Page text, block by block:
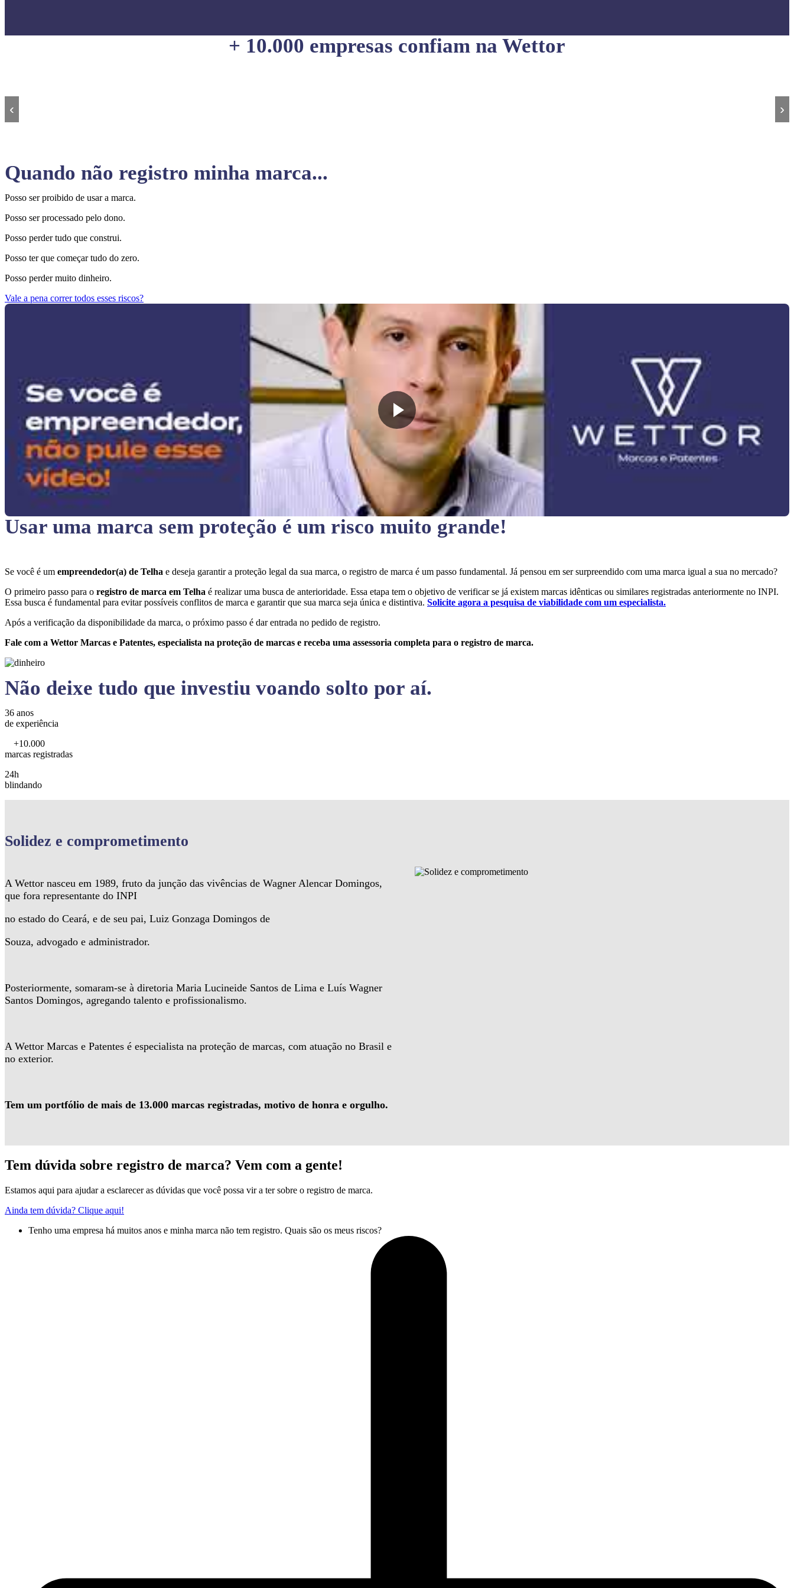
+ 10.000 empresas confiam na Wettor
‹ ›
Quando não registro minha marca...
Posso ser proibido de usar a marca.
Posso ser processado pelo dono.
Posso perder tudo que construi.
Posso ter que começar tudo do zero.
Posso perder muito dinheiro.
Vale a pena correr todos esses riscos?
Usar uma marca sem proteção é um risco muito grande!
Se você é um empreendedor(a) de Telha e deseja garantir a proteção legal da sua marca, o registro de marca é um passo fundamental. Já pensou em ser surpreendido com uma marca igual a sua no mercado?
O primeiro passo para o registro de marca em Telha é realizar uma busca de anterioridade. Essa etapa tem o objetivo de verificar se já existem marcas idênticas ou similares registradas anteriormente no INPI.
Essa busca é fundamental para evitar possíveis conflitos de marca e garantir que sua marca seja única e distintiva. Solicite agora a pesquisa de viabilidade com um especialista.
Após a verificação da disponibilidade da marca, o próximo passo é dar entrada no pedido de registro.
Fale com a Wettor Marcas e Patentes, especialista na proteção de marcas e receba uma assessoria completa para o registro de marca.
Não deixe tudo que investiu voando solto por aí.
36 anos
de experiência
+10.000
marcas registradas
24h
blindando
Solidez e comprometimento
A Wettor nasceu em 1989, fruto da junção das vivências de Wagner Alencar Domingos,
que fora representante do INPI
no estado do Ceará, e de seu pai, Luiz Gonzaga Domingos de
Souza, advogado e administrador.
Posteriormente, somaram-se à diretoria Maria Lucineide Santos de Lima e Luís Wagner
Santos Domingos, agregando talento e profissionalismo.
A Wettor Marcas e Patentes é especialista na proteção de marcas, com atuação no Brasil e
no exterior.
Tem um portfólio de mais de 13.000 marcas registradas, motivo de honra e orgulho.
Tem dúvida sobre registro de marca? Vem com a gente!
Estamos aqui para ajudar a esclarecer as dúvidas que você possa vir a ter sobre o registro de marca.
Ainda tem dúvida? Clique aqui!
Tenho uma empresa há muitos anos e minha marca não tem registro. Quais são os meus riscos?